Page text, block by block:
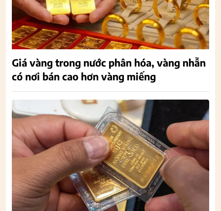
Giá vàng trong nước phân hóa, vàng nhẫn
có nơi bán cao hơn vàng miếng